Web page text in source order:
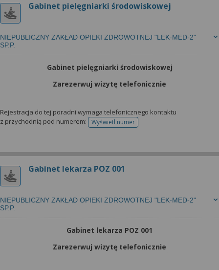
Gabinet pielęgniarki środowiskowej
NIEPUBLICZNY ZAKŁAD OPIEKI ZDROWOTNEJ "LEK-MED-2"
SP.P.
Gabinet pielęgniarki środowiskowej
Zarezerwuj wizytę telefonicznie
Rejestracja do tej poradni wymaga telefonicznego kontaktu
z przychodnią pod numerem:
Wyświetl numertelefonu do rejestracji
Gabinet lekarza POZ 001
NIEPUBLICZNY ZAKŁAD OPIEKI ZDROWOTNEJ "LEK-MED-2"
SP.P.
Gabinet lekarza POZ 001
Zarezerwuj wizytę telefonicznie